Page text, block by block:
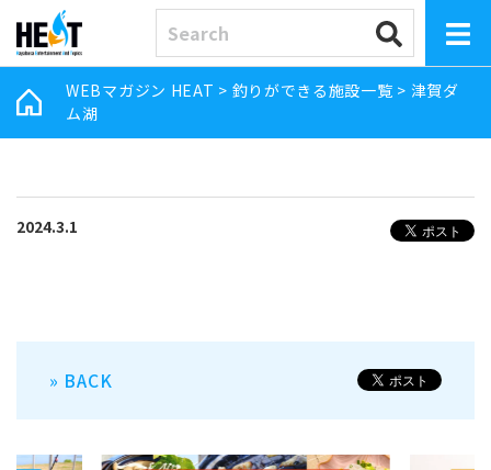
WEBマガジン HEAT > 釣りができる施設一覧 > 津賀ダ
ム湖
2024.3.1
» BACK